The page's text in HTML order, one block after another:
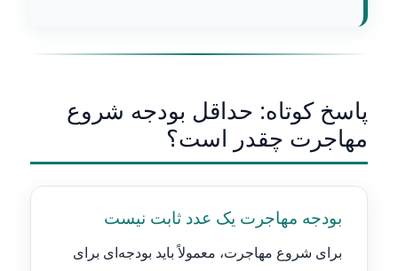
پاسخ کوتاه: حداقل بودجه شروع
مهاجرت چقدر است؟
بودجه مهاجرت یک عدد ثابت نیست
برای شروع مهاجرت، معمولاً باید بودجه‌ای برای